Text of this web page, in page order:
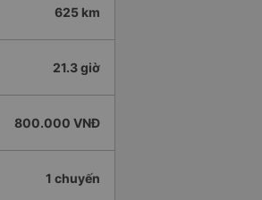
625 km
21.3 giờ
800.000 VNĐ
1 chuyến